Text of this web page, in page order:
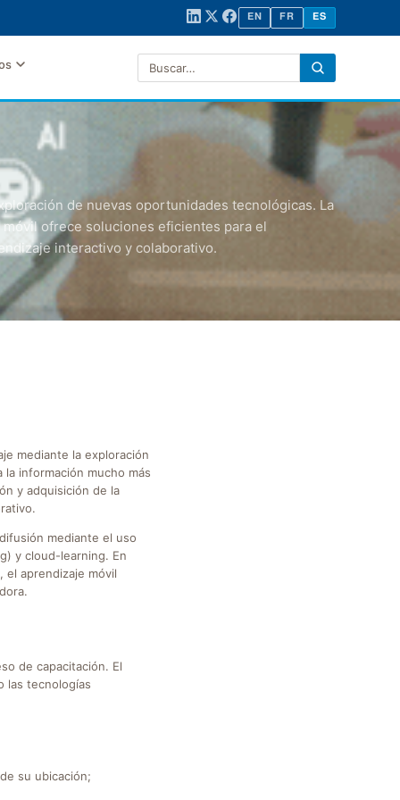
LinkedIn
X (Twitter)
Facebook
EN
FRANÇAIS
FR
ESPAÑOL
ES
Buscar en el sitio
Enviar la
de nuevas oportunidades tecnológicas. La
ofrece soluciones eficientes para el
interactivo y colaborativo.
mediante la exploración
información mucho más
y adquisición de la
mediante el uso
y cloud-learning. En
el aprendizaje móvil
de capacitación. El
las tecnologías
su ubicación;